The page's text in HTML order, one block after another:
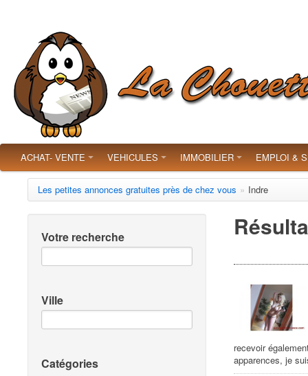
ACHAT- VENTE VEHICULES IMMOBILIER EMPLOI &
Les petites annonces gratuites près de chez vous » Indre
Votre recherche
Ville
Catégories
recevoir
apparences, je